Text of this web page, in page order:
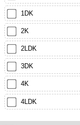
1DK
2K
2LDK
3DK
4K
4LDK